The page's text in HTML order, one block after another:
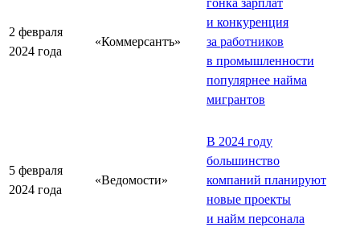
2 февраля
2024 года
«Коммерсантъ»
и конкуренция
за работников
в промышленности
популярнее найма
мигрантов
5 февраля
2024 года
«Ведомости»
В 2024 году
большинство
компаний планируют
новые проекты
и найм персонала